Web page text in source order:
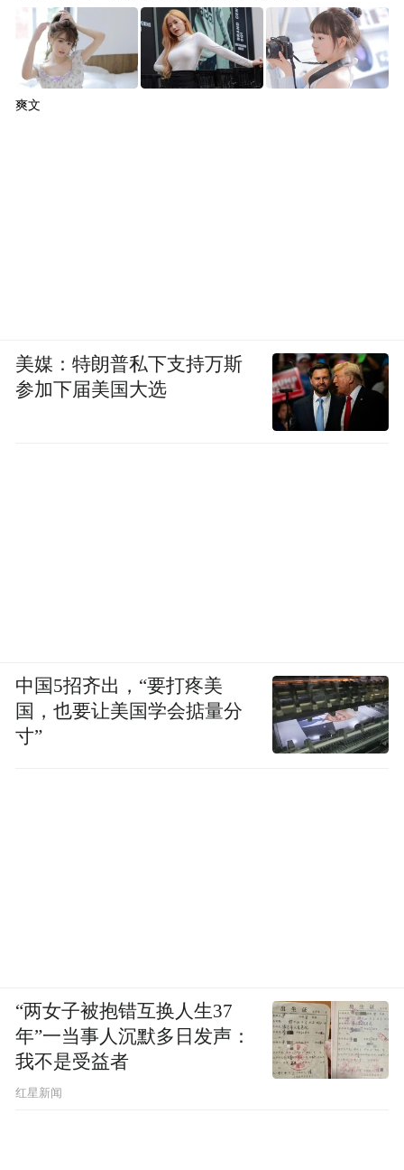
爽文
美媒：特朗普私下支持万斯
参加下届美国大选
中国5招齐出，“要打疼美
国，也要让美国学会掂量分
寸”
“两女子被抱错互换人生37
年”一当事人沉默多日发声：
我不是受益者
红星新闻